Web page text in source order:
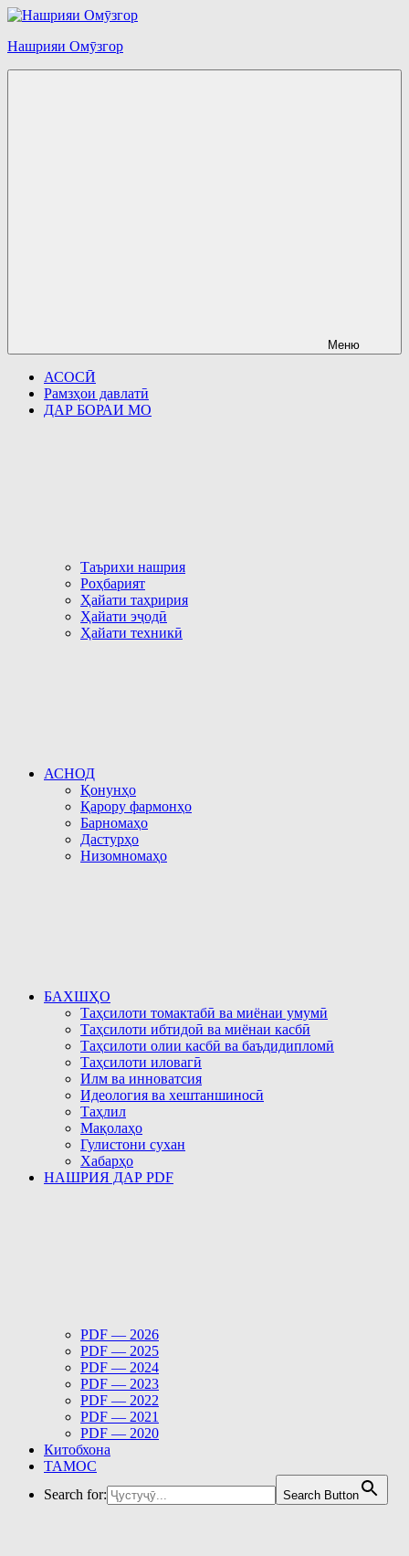
Перейти
содержимому
Нашрияи Омӯзгор
Меню
АСОСӢ
Рамзҳои давлатӣ
ДАР БОРАИ МО
Таърихи нашрия
Роҳбарият
Ҳайати таҳририя
Ҳайати эҷодӣ
Ҳайати техникӣ
АСНОД
Қонунҳо
Қарору фармонҳо
Барномаҳо
Дастурҳо
Низомномаҳо
БАХШҲО
Таҳсилоти томактабӣ ва миёнаи умумӣ
Таҳсилоти ибтидоӣ ва миёнаи касбӣ
Таҳсилоти олии касбӣ ва баъдидипломӣ
Таҳсилоти иловагӣ
Илм ва инноватсия
Идеология ва хештаншиносӣ
Таҳлил
Мақолаҳо
Гулистони сухан
Хабарҳо
НАШРИЯ ДАР PDF
PDF — 2026
PDF — 2025
PDF — 2024
PDF — 2023
PDF — 2022
PDF — 2021
PDF — 2020
Китобхона
ТАМОС
Search for:
Search Button